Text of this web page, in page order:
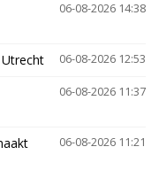
06-08-2026 14:38
06-08-2026 12:53
06-08-2026 11:37
06-08-2026 11:21